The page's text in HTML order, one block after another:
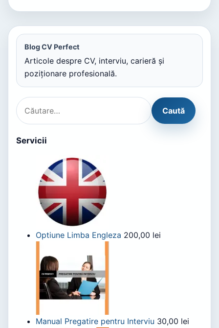
Blog CV Perfect
Articole despre CV, interviu, carieră și
poziționare profesională.
Servicii
Optiune Limba Engleza 200,00 lei
Manual Pregatire pentru Interviu 30,00 lei